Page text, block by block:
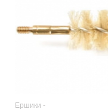
Ершики -